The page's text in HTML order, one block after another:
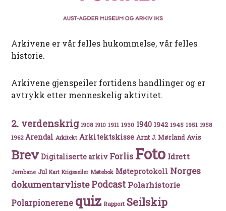
Arkivene er vår felles hukommelse, vår felles
historie.
Arkivene gjenspeiler fortidens handlinger og er
avtrykk etter menneskelig aktivitet.
2. verdenskrig 1908 1910 1911 1930 1940 1942 1945 1951 1958
1962 Arendal Arkitekt Arkitektskisse Arnt J. Mørland Avis
Brev Digitaliserte arkiv Forlis Foto Idrett
Jernbane Jul Kart Krigsseiler Møtebok Møteprotokoll Norges
dokumentarvlistePodcast Polarhistorie
Polarpionerene quiz Rapport Seilskip